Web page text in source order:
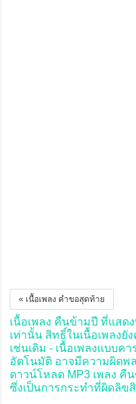
« เนื้อเพลง คำขอสุดท้าย
เนื้อเพลง คืนข้ามปี ที่แสด
เท่านั้น สิทธิ์ในเนื้อเพลงยั
เช่นเดิม - เนื้อเพลงแบบค
อัตโนมัติ อาจมีความผิดพ
ดาวน์โหลด MP3 เพลง คื
ซึ่งเป็นการกระทำที่ผิดลิข